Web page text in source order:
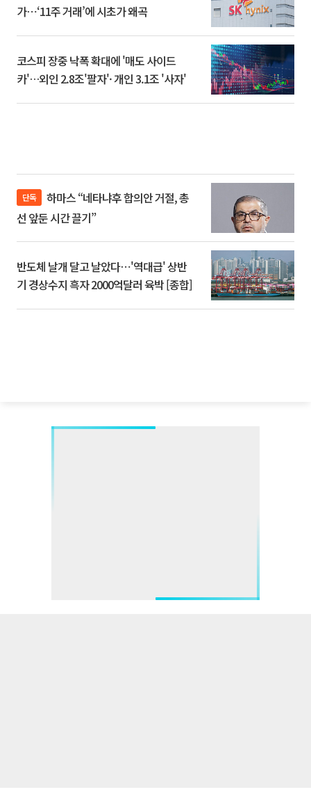
가⋯‘11주 거래’에 시초가 왜곡
코스피 장중 낙폭 확대에 '매도 사이드
카'…외인 2.8조'팔자'· 개인 3.1조 '사자'
단독
선 앞둔 시간 끌기”
반도체 날개 달고 날았다⋯'역대급' 상반
기 경상수지 흑자 2000억달러 육박 [종합]